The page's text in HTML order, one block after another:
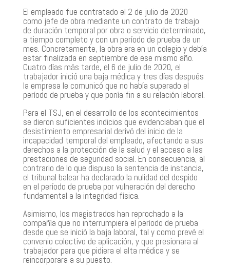
El empleado fue contratado el 2 de julio de 2020
como jefe de obra mediante un contrato de trabajo
de duración temporal por obra o servicio determinado,
a tiempo completo y con un período de prueba de un
mes. Concretamente, la obra era en un colegio y debía
estar finalizada en septiembre de ese mismo año.
Cuatro días más tarde, el 6 de julio de 2020, el
trabajador inició una baja médica y tres días después
la empresa le comunicó que no había superado el
período de prueba y que ponía fin a su relación laboral.
Para el TSJ, en el desarrollo de los acontecimientos
se dieron suficientes indicios que evidenciaban que el
desistimiento empresarial derivó del inicio de la
incapacidad temporal del empleado, afectando a sus
derechos a la protección de la salud y el acceso a las
prestaciones de seguridad social. En consecuencia, al
contrario de lo que dispuso la sentencia de instancia,
el tribunal balear ha declarado la nulidad del despido
en el período de prueba por vulneración del derecho
fundamental a la integridad física.
Asimismo, los magistrados han reprochado a la
compañía que no interrumpiera el período de prueba
desde que se inició la baja laboral, tal y como prevé el
convenio colectivo de aplicación, y que presionara al
trabajador para que pidiera el alta médica y se
reincorporara a su puesto.